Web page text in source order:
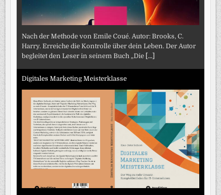
Nach der Methode von Emile Coué. Autor: Brooks, C.
Harry. Erreiche die Kontrolle über dein Leben. Der Autor
begleitet den Leser in seinem Buch „Die [...]
Digitales Marketing Meisterklasse